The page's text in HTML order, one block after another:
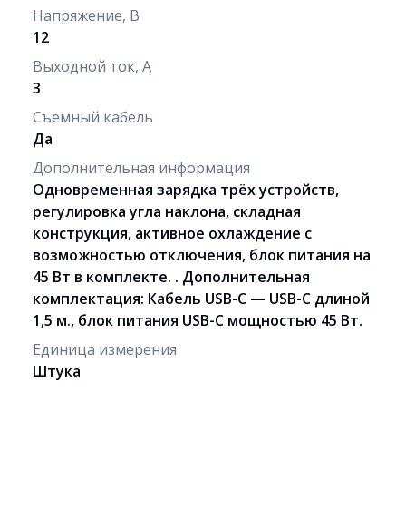
Напряжение, В
12
Выходной ток, А
3
Съемный кабель
Да
Дополнительная информация
Одновременная зарядка трёх устройств,
регулировка угла наклона, складная
конструкция, активное охлаждение с
возможностью отключения, блок питания на
45 Вт в комплекте. . Дополнительная
комплектация: Кабель USB-C — USB-C длиной
1,5 м., блок питания USB-C мощностью 45 Вт.
Единица измерения
Штука